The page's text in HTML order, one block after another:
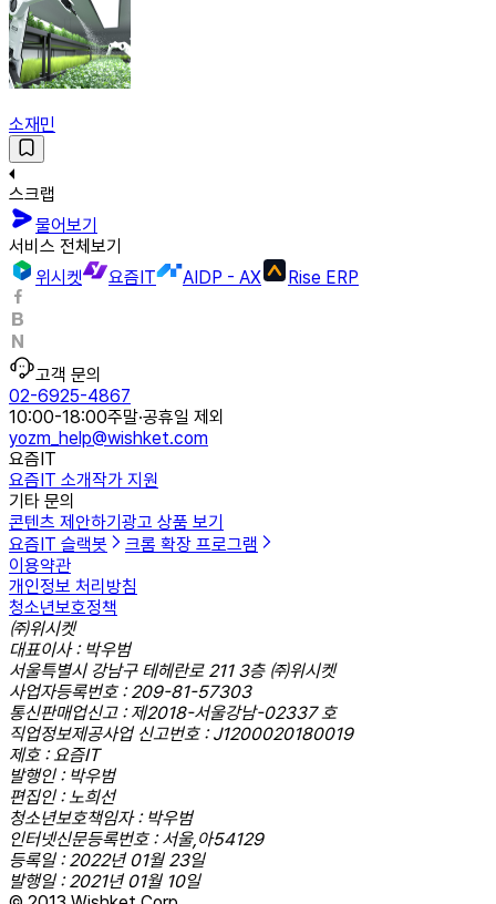
소재민
스크랩
물어보기
서비스 전체보기
위시켓
요즘IT AIDP - AX Rise ERP
고객 문의
02-6925-4867
10:00-18:00주말·공휴일 제외
yozm_help@wishket.com
요즘IT
요즘IT 소개작가 지원
기타 문의
콘텐츠 제안하기 광고 상품 보기
요즘IT 슬랙봇
크롬 확장 프로그램
이용약관
개인정보 처리방침
청소년보호정책
㈜위시켓
대표이사 : 박우범
서울특별시 강남구 테헤란로 211 3층 ㈜위시켓
사업자등록번호 : 209-81-57303
통신판매업신고 : 제2018-서울강남-02337 호
직업정보제공사업 신고번호 : J1200020180019
제호 : 요즘IT
발행인 : 박우범
편집인 : 노희선
청소년보호책임자 : 박우범
인터넷신문등록번호 : 서울,아54129
등록일 : 2022년 01월 23일
발행일 : 2021년 01월 10일